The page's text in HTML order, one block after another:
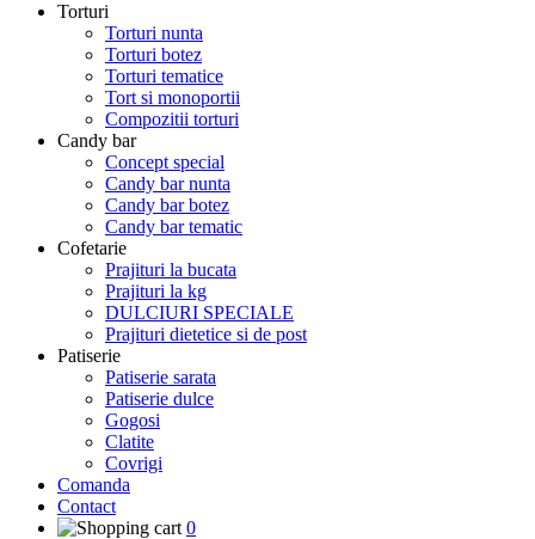
Torturi
Torturi nunta
Torturi botez
Torturi tematice
Tort si monoportii
Compozitii torturi
Candy bar
Concept special
Candy bar nunta
Candy bar botez
Candy bar tematic
Cofetarie
Prajituri la bucata
Prajituri la kg
DULCIURI SPECIALE
Prajituri dietetice si de post
Patiserie
Patiserie sarata
Patiserie dulce
Gogosi
Clatite
Covrigi
Comanda
Contact
0